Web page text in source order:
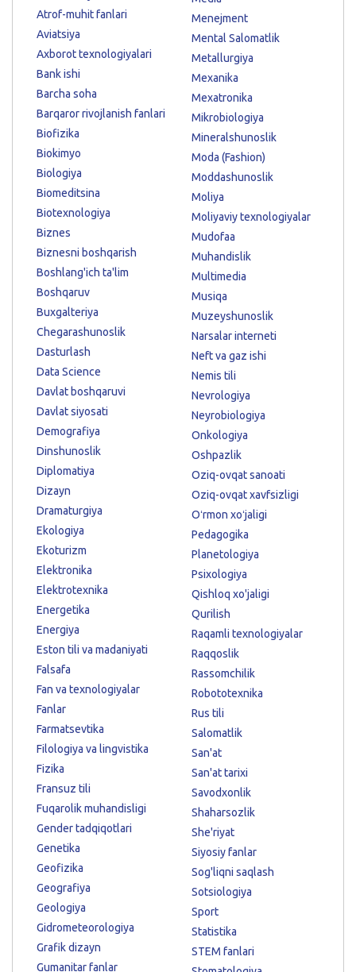
Atrof-muhit fanlari
Aviatsiya
Axborot texnologiyalari
Bank ishi
Barcha soha
Barqaror rivojlanish fanlari
Biofizika
Biokimyo
Biologiya
Biomeditsina
Biotexnologiya
Biznes
Biznesni boshqarish
Boshlang'ich ta'lim
Boshqaruv
Buxgalteriya
Chegarashunoslik
Dasturlash
Data Science
Davlat boshqaruvi
Davlat siyosati
Demografiya
Dinshunoslik
Diplomatiya
Dizayn
Dramaturgiya
Ekologiya
Ekoturizm
Elektronika
Elektrotexnika
Energetika
Energiya
Eston tili va madaniyati
Falsafa
Fan va texnologiyalar
Fanlar
Farmatsevtika
Filologiya va lingvistika
Fizika
Fransuz tili
Fuqarolik muhandisligi
Gender tadqiqotlari
Genetika
Geofizika
Geografiya
Geologiya
Gidrometeorologiya
Grafik dizayn
Gumanitar fanlar
Menejment
Mental Salomatlik
Metallurgiya
Mexanika
Mexatronika
Mikrobiologiya
Mineralshunoslik
Moda (Fashion)
Moddashunoslik
Moliya
Moliyaviy texnologiyalar
Mudofaa
Muhandislik
Multimedia
Musiqa
Muzeyshunoslik
Narsalar interneti
Neft va gaz ishi
Nemis tili
Nevrologiya
Neyrobiologiya
Onkologiya
Oshpazlik
Oziq-ovqat sanoati
Oziq-ovqat xavfsizligi
Oʻrmon xoʻjaligi
Pedagogika
Planetologiya
Psixologiya
Qishloq xo'jaligi
Qurilish
Raqamli texnologiyalar
Raqqoslik
Rassomchilik
Robototexnika
Rus tili
Salomatlik
San'at
San'at tarixi
Savodxonlik
Shaharsozlik
She'riyat
Siyosiy fanlar
Sog'liqni saqlash
Sotsiologiya
Sport
Statistika
STEM fanlari